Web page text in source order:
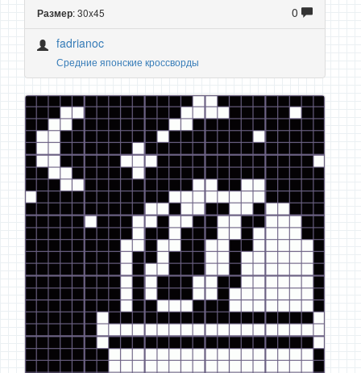
Размер: 30x45
0
fadrianoc
Средние японские кроссворды